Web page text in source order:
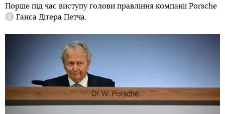
Порше під час виступу голови правління компанії Porsche
Довідка
Ганса Дітера Петча.